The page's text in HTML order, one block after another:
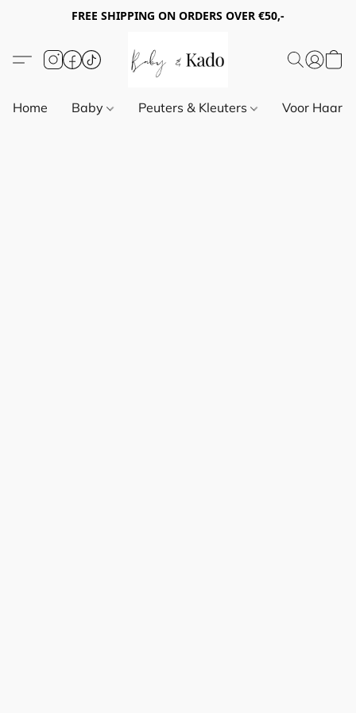
FREE SHIPPING ON ORDERS OVER €50,-
Home Baby Peuters & Kleuters Voor Haar